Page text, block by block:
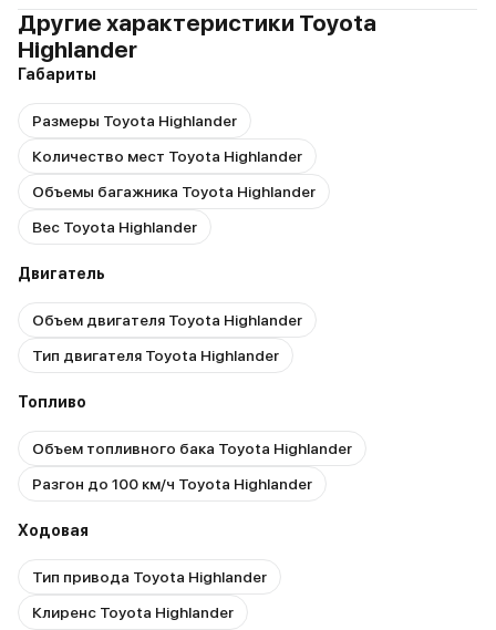
Другие характеристики Toyota
Highlander
Габариты
Размеры Toyota Highlander
Количество мест Toyota Highlander
Объемы багажника Toyota Highlander
Вес Toyota Highlander
Двигатель
Объем двигателя Toyota Highlander
Тип двигателя Toyota Highlander
Топливо
Объем топливного бака Toyota Highlander
Разгон до 100 км/ч Toyota Highlander
Ходовая
Тип привода Toyota Highlander
Клиренс Toyota Highlander